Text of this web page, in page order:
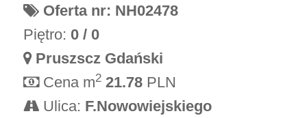
Oferta nr: NH02478
Piętro: 0 / 0
Pruszscz Gdański
Cena m2 21.78 PLN
Ulica: F.Nowowiejskiego